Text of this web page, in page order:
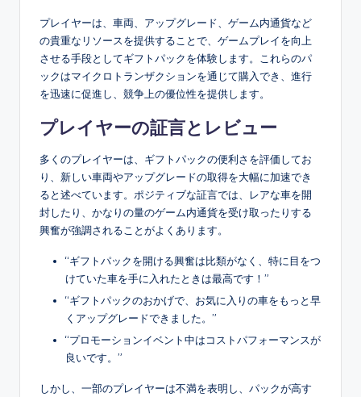
プレイヤーは、車両、アップグレード、ゲーム内通貨など
の貴重なリソースを提供することで、ゲームプレイを向上
させる手段としてギフトパックを体験します。これらのパ
ックはマイクロトランザクションを通じて購入でき、進行
を迅速に促進し、競争上の優位性を提供します。
プレイヤーの証言とレビュー
多くのプレイヤーは、ギフトパックの便利さを評価してお
り、新しい車両やアップグレードの取得を大幅に加速でき
ると述べています。ポジティブな証言では、レアな車を開
封したり、かなりの量のゲーム内通貨を受け取ったりする
興奮が強調されることがよくあります。
“ギフトパックを開ける興奮は比類がなく、特に目をつ
けていた車を手に入れたときは最高です！”
“ギフトパックのおかげで、お気に入りの車をもっと早
くアップグレードできました。”
“プロモーションイベント中はコストパフォーマンスが
良いです。”
しかし、一部のプレイヤーは不満を表明し、パックが高す